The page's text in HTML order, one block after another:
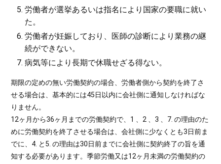
労働者が選挙あるいは指名により国家の要職に就い
た。
労働者が妊娠しており、医師の診断により業務の継
続ができない。
病気等により長期で休職せざる得ない。
期限の定めの無い労働契約の場合、労働者側から契約を終了さ
せる場合は、基本的には45日以内に会社側に通知しなければな
りません。
12ヶ月から36ヶ月までの労働契約で、1 、2 、3 、7. の理由のた
めに労働契約を終了させる場合は、会社側に少なくとも3日前ま
でに、4. と5. の理由は30日前までに会社側に契約終了の旨を通
知する必要があります。季節労働又は12ヶ月未満の労働契約の